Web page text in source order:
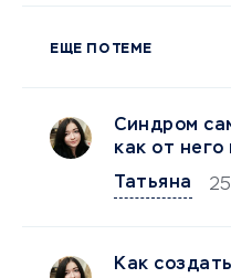
ЕЩЕ ПО ТЕМЕ
Синдром
как от него
Татьяна
Как